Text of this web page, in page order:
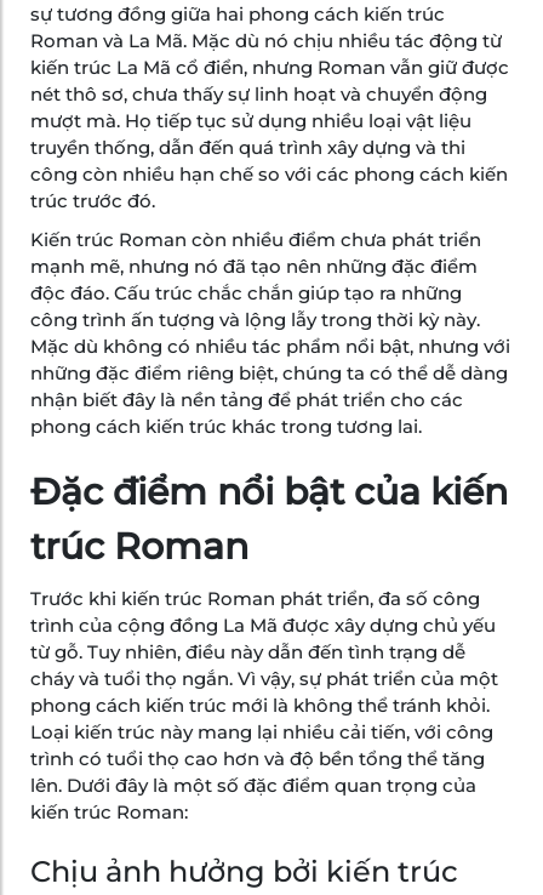
sự tương đồng giữa hai phong cách kiến trúc
Roman và La Mã. Mặc dù nó chịu nhiều tác động từ
kiến trúc La Mã cổ điển, nhưng Roman vẫn giữ được
nét thô sơ, chưa thấy sự linh hoạt và chuyển động
mượt mà. Họ tiếp tục sử dụng nhiều loại vật liệu
truyền thống, dẫn đến quá trình xây dựng và thi
công còn nhiều hạn chế so với các phong cách kiến
trúc trước đó.
Kiến trúc Roman còn nhiều điểm chưa phát triển
mạnh mẽ, nhưng nó đã tạo nên những đặc điểm
độc đáo. Cấu trúc chắc chắn giúp tạo ra những
công trình ấn tượng và lộng lẫy trong thời kỳ này.
Mặc dù không có nhiều tác phẩm nổi bật, nhưng với
những đặc điểm riêng biệt, chúng ta có thể dễ dàng
nhận biết đây là nền tảng để phát triển cho các
phong cách kiến trúc khác trong tương lai.
Đặc điểm nổi bật của kiến
trúc Roman
Trước khi kiến trúc Roman phát triển, đa số công
trình của cộng đồng La Mã được xây dựng chủ yếu
từ gỗ. Tuy nhiên, điều này dẫn đến tình trạng dễ
cháy và tuổi thọ ngắn. Vì vậy, sự phát triển của một
phong cách kiến trúc mới là không thể tránh khỏi.
Loại kiến trúc này mang lại nhiều cải tiến, với công
trình có tuổi thọ cao hơn và độ bền tổng thể tăng
lên. Dưới đây là một số đặc điểm quan trọng của
kiến trúc Roman:
Chịu ảnh hưởng bởi kiến trúc